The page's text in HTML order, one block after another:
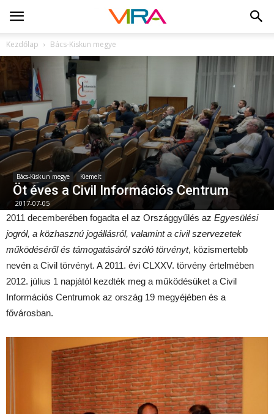
Kezdőlap Bács-Kiskun megye
Bács-Kiskun megye Kiemelt
Öt éves a Civil Információs Centrum
2017-07-05
2011 decemberében fogadta el az Országgyűlés az Egyesülési
jogról, a közhasznú jogállásról, valamint a civil szervezetek
működéséről és támogatásáról szóló törvényt, közismertebb
nevén a Civil törvényt. A 2011. évi CLXXV. törvény értelmében
2012. július 1 napjától kezdték meg a működésüket a Civil
Információs Centrumok az ország 19 megyéjében és a
fővárosban.